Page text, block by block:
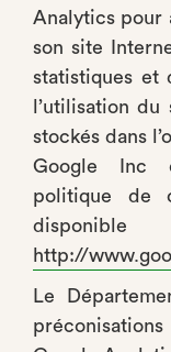
Analytics pour
son site
statistiques et
l’utilisation
stockés dans
Google Inc
politique de
http://
Le